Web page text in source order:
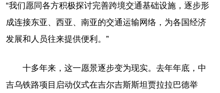
“我们愿同各方积极探讨完善跨境交通基础设施，逐步形
成连接东亚、西亚、南亚的交通运输网络，为各国经济
发展和人员往来提供便利。”
十多年来，这一愿景逐步变为现实。去年年底，中
吉乌铁路项目启动仪式在吉尔吉斯斯坦贾拉拉巴德举